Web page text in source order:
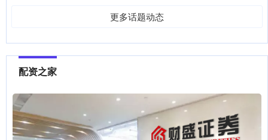
更多话题动态
配资之家